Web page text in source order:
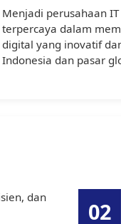
Menjadi perusahaan
terpercaya dalam
digital yang inovatif
Indonesia dan pasar
dan
02